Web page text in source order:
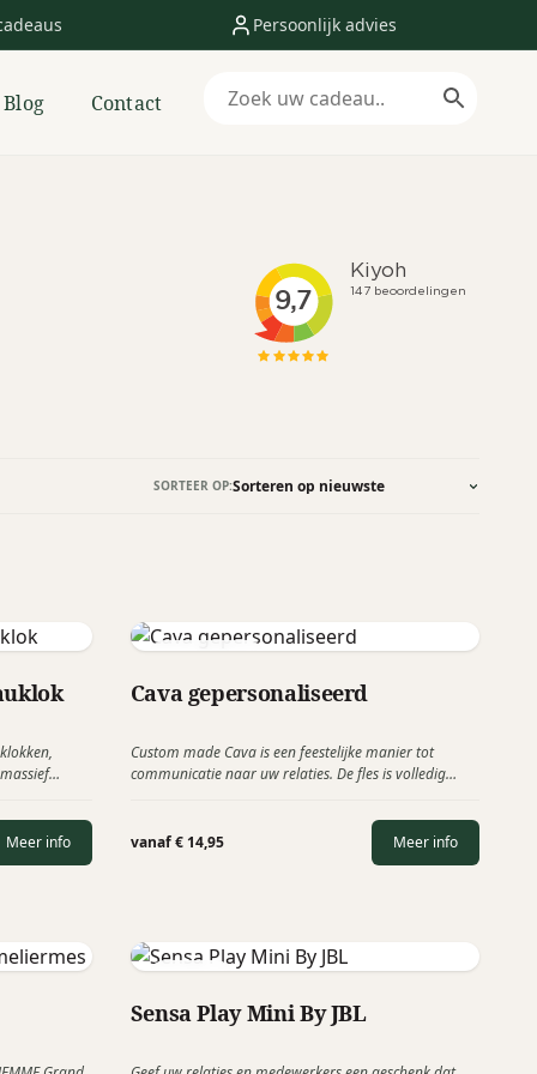
Persoonlijk advies
Blog Contact
SORTEER OP:
Meer info
Cava Movisa
Cava gepersonaliseerd
Custom made Cava is een feestelijke manier tot
communicatie naar uw relaties. De fles is volledig
manier om vreugdevol herinnerd te worden.
vanaf € 14,95
Meer info
Kooduu
Sensa Play Mini By JBL